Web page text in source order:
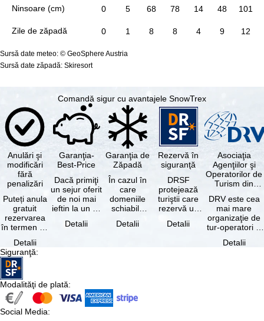
Ninsoare (cm)
Zile de zăpadă
0 5 68 78 14 48 101
0 1 8 8 4 9 12
Sursă date meteo: © GeoSphere Austria
Sursă date zăpadă: Skiresort
Comandă sigur cu avantajele SnowTrex
Anulări şi
modificări
fără
penalizări
Puteți anula
gratuit
rezervarea
în termen de
data
rezervării, …
Detalii
Garanţia-
Best-Price
Dacă primiţi
un sejur oferit
de noi mai
ieftin la un alt
cu aceleaşi …
Detalii
Garanţia de
Zăpadă
În cazul în
care
domeniile
schiabile
skipass-ul
Detalii
Rezervă în
siguranţă
DRSF
protejează
turiştii care
rezervă un
sau servicii
Detalii
Asociaţia
Agenţiilor şi
Operatorilor de
Turism din
DRV este cea
mai mare
organizaţie de
tur-operatori şi
turism din
Detalii
Siguranţă:
Modalităţi de plată:
Social Media: